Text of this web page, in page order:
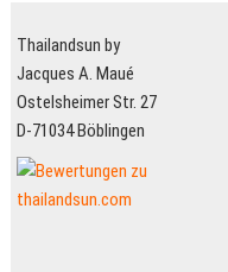
Thailandsun by
Jacques A. Maué
Ostelsheimer Str. 27
D-71034 Böblingen